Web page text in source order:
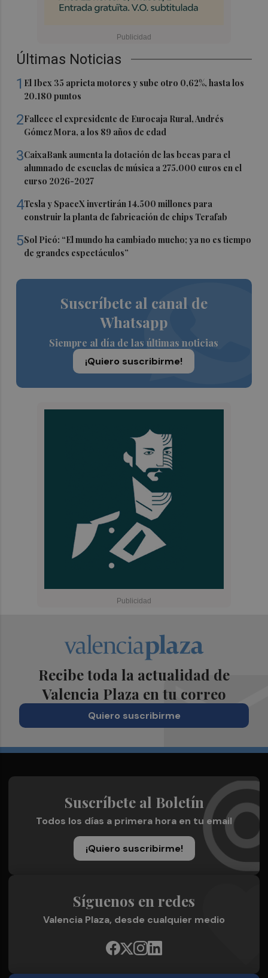
Últimas Noticias
1 El Ibex 35 aprieta motores y sube otro 0,62%, hasta los
20.180 puntos
2Fallece el expresidente de Eurocaja Rural, Andrés
Gómez Mora, a los 89 años de edad
3CaixaBank aumenta la dotación de las becas para el
alumnado de escuelas de música a 275.000 euros en el
curso 2026-2027
4Tesla y SpaceX invertirán 14.500 millones para
construir la planta de fabricación de chips Terafab
5Sol Picó: “El mundo ha cambiado mucho; ya no es tiempo
de grandes espectáculos”
Suscríbete al canal de
Whatsapp
Siempre al día de las últimas noticias
¡Quiero suscribirme!
Recibe toda la actualidad de
Valencia Plaza en tu correo
Quiero suscribirme
Suscríbete al Boletín
Todos los días a primera hora en tu email
¡Quiero suscribirme!
Síguenos en redes
Valencia Plaza, desde cualquier medio